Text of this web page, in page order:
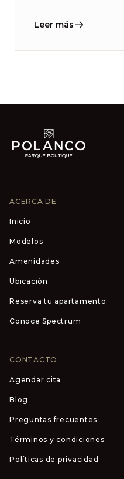
Leer más
ACERCA DE
Inicio
Modelos
Amenidades
Ubicación
Reserva tu apartamento
Conoce Spectrum
CONTACTO
Agendar cita
Blog
Preguntas frecuentes
Términos y condiciones
Políticas de privacidad